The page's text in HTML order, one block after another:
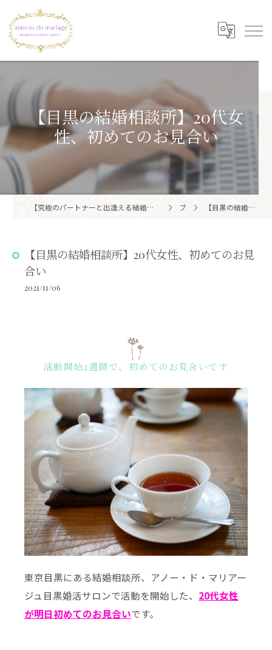
【目黒の結婚相談所】20代女
性、初めてのお見合い
【究極のパートナーと出逢える結婚相談所】目黒区・品川区で結婚相談所ならアノー・ド・マリアージュ 目黒婚活サロン ブログ 【目黒の結婚相談所】20代女性、初めてのお見合い
【目黒の結婚相談所】20代女性、初めてのお見
合い
2021/11/06
活動開始2週間で、初めてのお見合いです
東京目黒にある結婚相談所、アノー・ド・マリアー
ジュ目黒婚活サロンで活動を開始した、 20代女性
が明日初めてのお見合いです。